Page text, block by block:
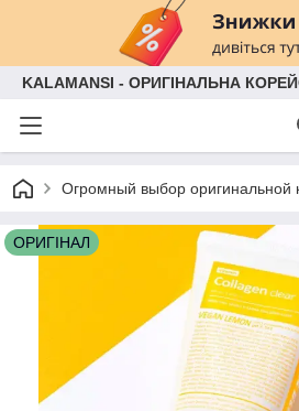
KALAMANSI - ОРИГІНАЛЬНА
Огромный выбор оригинальной
ОРИГІНАЛ